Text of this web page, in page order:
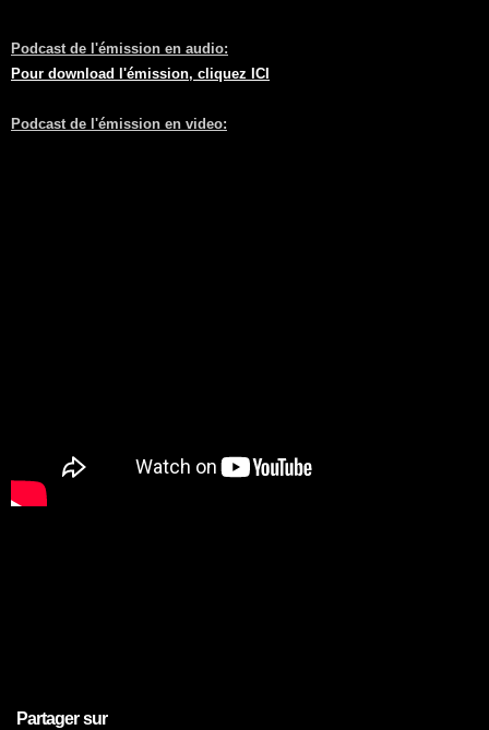
Podcast de l'émission en audio:
Pour download l'émission, cliquez ICI
Podcast de l'émission en video:
Partager sur